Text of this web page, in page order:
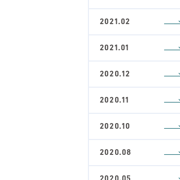
2021.02
2021.01
2020.12
2020.11
2020.10
2020.08
2020.05